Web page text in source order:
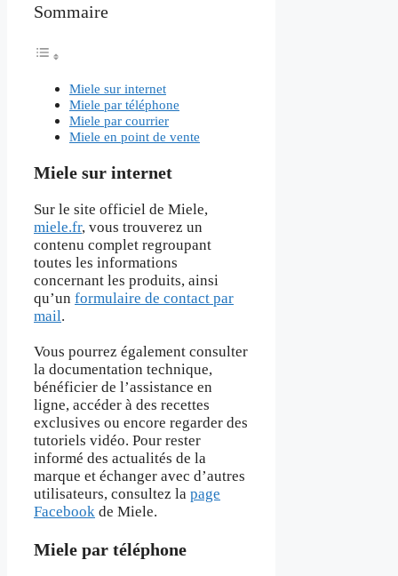
Sommaire
Miele sur internet
Miele par téléphone
Miele par courrier
Miele en point de vente
Miele sur internet
Sur le site officiel de Miele,
miele.fr, vous trouverez un
contenu complet regroupant
toutes les informations
concernant les produits, ainsi
qu’un formulaire de contact par
mail.
Vous pourrez également consulter
la documentation technique,
bénéficier de l’assistance en
ligne, accéder à des recettes
exclusives ou encore regarder des
tutoriels vidéo. Pour rester
informé des actualités de la
marque et échanger avec d’autres
utilisateurs, consultez la page
Facebook de Miele.
Miele par téléphone